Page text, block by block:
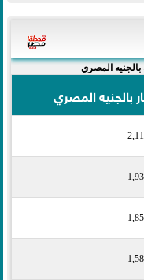
المصري
بالجنيه المصري